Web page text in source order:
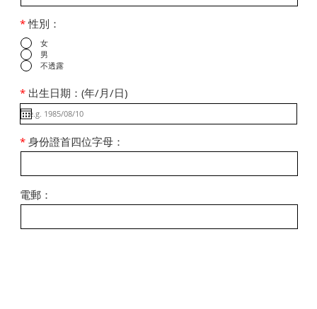
*性別：
女
男
不透露
*出生日期：(年/月/日)
* 身份證首四位字母：
電郵：